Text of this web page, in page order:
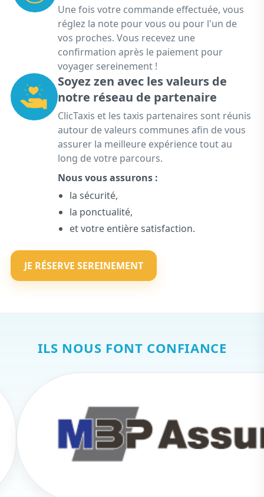
Une fois votre commande effectuée, vous
réglez la note pour vous ou pour l'un de
vos proches. Vous recevez une
confirmation après le paiement pour
voyager sereinement !
Soyez zen avec les valeurs de
notre réseau de partenaire
ClicTaxis et les taxis partenaires sont réunis
autour de valeurs communes afin de vous
assurer la meilleure expérience tout au
long de votre parcours.
Nous vous assurons :
la sécurité,
la ponctualité,
et votre entière satisfaction.
JE RÉSERVE SEREINEMENT
ILS NOUS FONT CONFIANCE